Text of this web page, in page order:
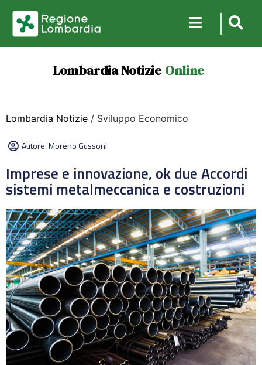
Lombardia Notizie Online
Lombardia Notizie / Sviluppo Economico
Autore:Moreno Gussoni
Imprese e innovazione, ok due Accordi
sistemi metalmeccanica e costruzioni